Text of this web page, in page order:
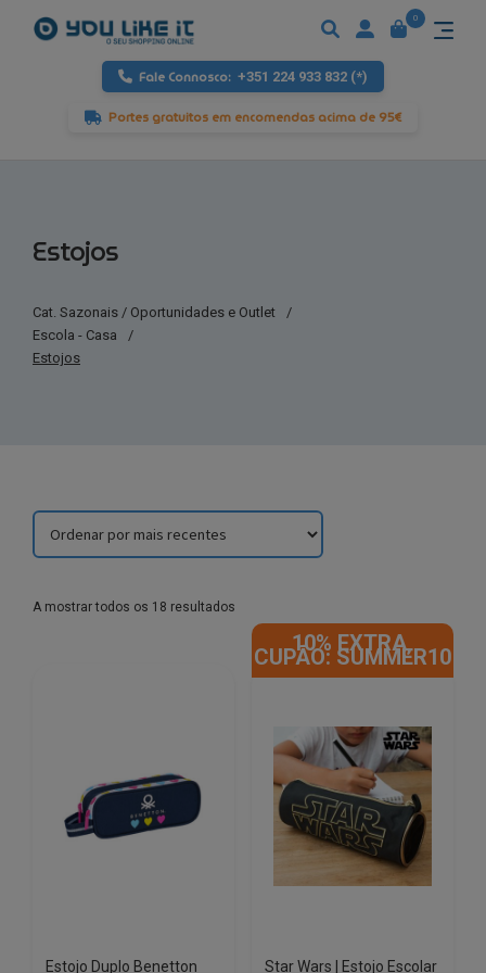
Fale Connosco: +351 224 933 832 (*)
Portes gratuitos em encomendas acima de 95€
0
Estojos
Cat. Sazonais / Oportunidades e Outlet
/
Escola - Casa
/
Estojos
A mostrar todos os 18 resultados
latest
Estojo Duplo Benetton
10% EXTRA,
CUPÃO: SUMMER10
Star Wars | Estojo Escolar